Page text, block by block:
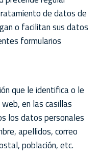
de datos de
o facilitan sus datos
formularios
que le identifica o le
en las casillas
los datos personales
apellidos, correo
población, etc.